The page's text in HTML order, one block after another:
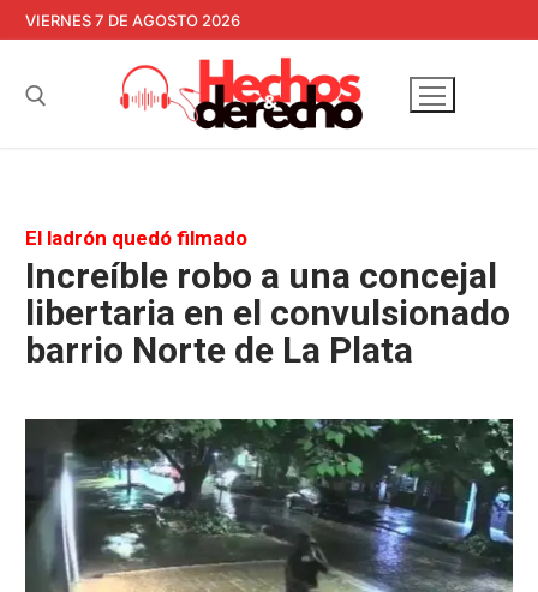
contenido
VIERNES 7 DE AGOSTO 2026
El ladrón quedó filmado
Increíble robo a una concejal
libertaria en el convulsionado
barrio Norte de La Plata